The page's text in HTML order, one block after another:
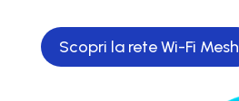
Scopri la rete Wi-Fi Mesh